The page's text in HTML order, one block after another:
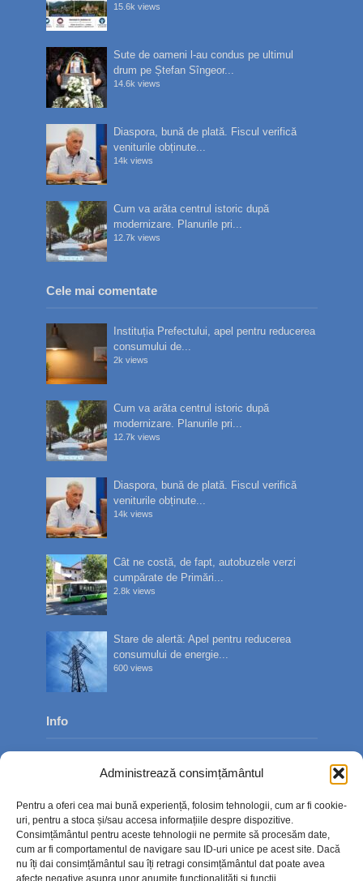
Administrează consimțământul
Pentru a oferi cea mai bună experiență, folosim tehnologii, cum ar fi cookie-
uri, pentru a stoca și/sau accesa informațiile despre dispozitive.
Consimțământul pentru aceste tehnologii ne permite să procesăm date,
cum ar fi comportamentul de navigare sau ID-uri unice pe acest site. Dacă
nu îți dai consimțământul sau îți retragi consimțământul dat poate avea
afecte negative asupra unor anumite funcționalități și funcții.
15.6k views
Sute de oameni l-au condus pe ultimul
drum pe Ștefan Sîngeor...
14.6k views
Diaspora, bună de plată. Fiscul verifică
veniturile obținute...
14k views
Cum va arăta centrul istoric după
modernizare. Planurile pri...
12.7k views
Cele mai comentate
Instituția Prefectului, apel pentru reducerea
consumului de...
2k views
Cum va arăta centrul istoric după
modernizare. Planurile pri...
12.7k views
Diaspora, bună de plată. Fiscul verifică
veniturile obținute...
14k views
Cât ne costă, de fapt, autobuzele verzi
cumpărate de Primări...
2.8k views
Stare de alertă: Apel pentru reducerea
consumului de energie...
600 views
Info
Contact
Politica de confidențialitate
Politică cookie-uri (UE)